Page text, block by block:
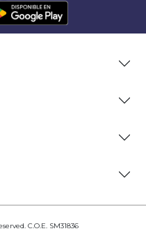
C.O.E. SM31836